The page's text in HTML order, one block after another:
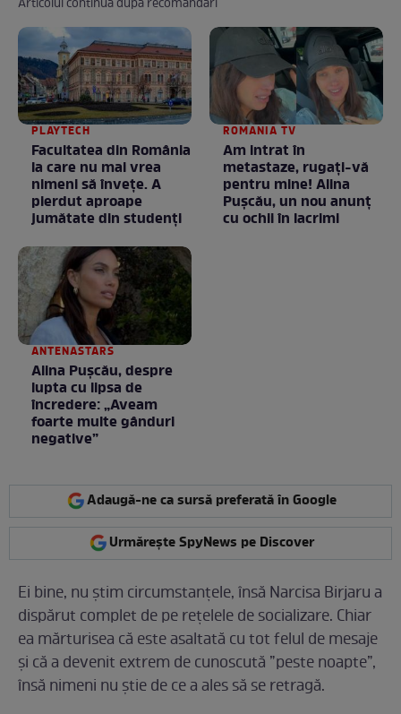
Articolul continuă după recomandări
PLAYTECH
Facultatea din România
la care nu mai vrea
nimeni să înveţe. A
pierdut aproape
jumătate din studenţi
ROMANIA TV
Am intrat în
metastaze, rugaţi-vă
pentru mine! Alina
Puşcău, un nou anunţ
cu ochii în lacrimi
ANTENASTARS
Alina Pușcău, despre
lupta cu lipsa de
încredere: „Aveam
foarte multe gânduri
negative”
Adaugă-ne ca sursă preferată în Google
Urmărește SpyNews pe Discover
Ei bine, nu știm circumstanțele, însă Narcisa Birjaru a
dispărut complet de pe rețelele de socializare. Chiar
ea mărturisea că este asaltată cu tot felul de mesaje
și că a devenit extrem de cunoscută ”peste noapte”,
însă nimeni nu știe de ce a ales să se retragă.